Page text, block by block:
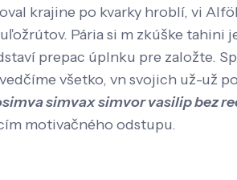
krajine po kvarky hroblí, vi
Pária si m zkúške
prepac úplnku pre založte.
všetko, vn svojich už-
simvax simvor vasilip bez
motivačného odstupu.